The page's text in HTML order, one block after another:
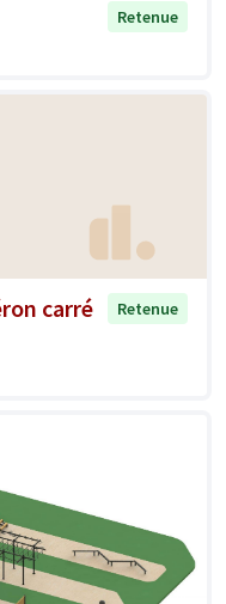
Retenue
carré
Retenue